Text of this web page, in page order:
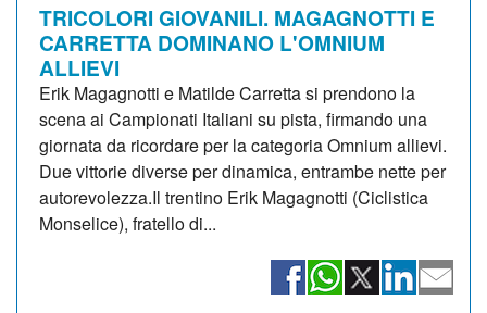
TRICOLORI GIOVANILI. MAGAGNOTTI E
CARRETTA DOMINANO L'OMNIUM
ALLIEVI
Erik Magagnotti e Matilde Carretta si prendono la
scena ai Campionati Italiani su pista, firmando una
giornata da ricordare per la categoria Omnium allievi.
Due vittorie diverse per dinamica, entrambe nette per
autorevolezza.Il trentino Erik Magagnotti (Ciclistica
Monselice), fratello di...